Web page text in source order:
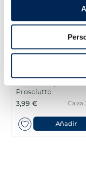
Prosciutto
3,99 €
Caixa
Añadir